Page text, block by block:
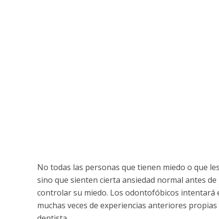
No todas las personas que tienen miedo o que
sino que sienten cierta ansiedad normal antes
controlar su miedo. Los odontofóbicos intentará
muchas veces de experiencias anteriores